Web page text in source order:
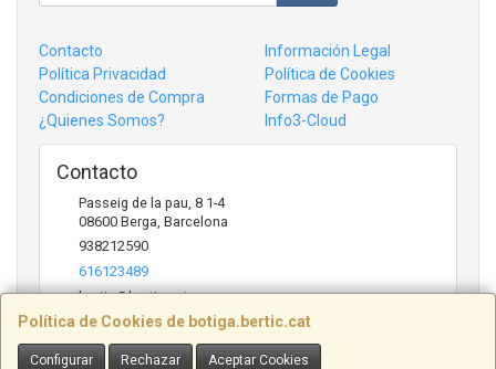
Política de Cookies de botiga.bertic.cat
Configurar Rechazar Aceptar Cookies
Contacto
Información Legal
Política Privacidad
Política de Cookies
Condiciones de Compra
Formas de Pago
¿Quienes Somos?
Info3-Cloud
Contacto
Passeig de la pau, 8 1-4
08600 Berga, Barcelona
938212590
616123489
bertic@bertic.cat